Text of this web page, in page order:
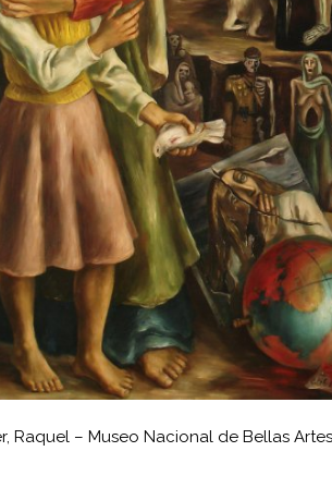
Raquel – Museo Nacional de Bellas